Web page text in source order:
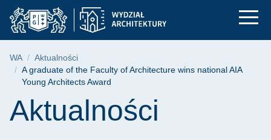
Przejdź
do
menu
Przejdź
do
wyszukiwarki
Przejdź
do
treści
A graduate of the
Ścieżka nawigacyjna
WA
Aktualności
A graduate of the Faculty of Architecture wins national AIA
Young Architects Award
Treść strony
Aktualności